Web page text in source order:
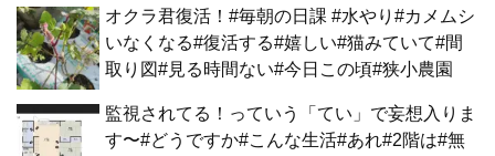
オクラ君復活！#毎朝の日課 #水やり#カメムシ
いなくなる#復活する#嬉しい#猫みていて#間
取り図#見る時間ない#今日この頃#狭小農園
監視されてる！っていう「てい」で妄想入りま
す〜#どうですか#こんな生活#あれ#2階は#無